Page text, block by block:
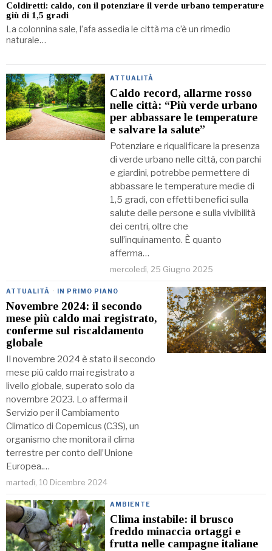
Coldiretti: caldo, con il potenziare il verde urbano temperature
giù di 1,5 gradi
La colonnina sale, l’afa assedia le città ma c’è un rimedio
naturale…
ATTUALITÀ
Caldo record, allarme rosso
nelle città: “Più verde urbano
per abbassare le temperature
e salvare la salute”
Potenziare e riqualificare la presenza
di verde urbano nelle città, con parchi
e giardini, potrebbe permettere di
abbassare le temperature medie di
1,5 gradi, con effetti benefici sulla
salute delle persone e sulla vivibilità
dei centri, oltre che
sull’inquinamento. È quanto
afferma…
mercoledì, 25 Giugno 2025
ATTUALITÀ · IN PRIMO PIANO
Novembre 2024: il secondo
mese più caldo mai registrato,
conferme sul riscaldamento
globale
Il novembre 2024 è stato il secondo
mese più caldo mai registrato a
livello globale, superato solo da
novembre 2023. Lo afferma il
Servizio per il Cambiamento
Climatico di Copernicus (C3S), un
organismo che monitora il clima
terrestre per conto dell’Unione
Europea.…
martedì, 10 Dicembre 2024
AMBIENTE
Clima instabile: il brusco
freddo minaccia ortaggi e
frutta nelle campagne italiane